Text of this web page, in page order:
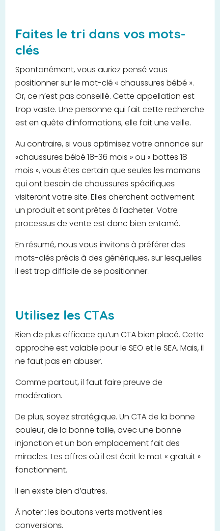
Faites le tri dans vos mots-
clés
Spontanément, vous auriez pensé vous
positionner sur le mot-clé « chaussures bébé ».
Or, ce n’est pas conseillé. Cette appellation est
trop vaste. Une personne qui fait cette recherche
est en quête d’informations, elle fait une veille.
Au contraire, si vous optimisez votre annonce sur
«chaussures bébé 18-36 mois » ou « bottes 18
mois », vous êtes certain que seules les mamans
qui ont besoin de chaussures spécifiques
visiteront votre site. Elles cherchent activement
un produit et sont prêtes à l’acheter. Votre
processus de vente est donc bien entamé.
En résumé, nous vous invitons à préférer des
mots-clés précis à des génériques, sur lesquelles
il est trop difficile de se positionner.
Utilisez les CTAs
Rien de plus efficace qu’un CTA bien placé. Cette
approche est valable pour le SEO et le SEA. Mais, il
ne faut pas en abuser.
Comme partout, il faut faire preuve de
modération.
De plus, soyez stratégique. Un CTA de la bonne
couleur, de la bonne taille, avec une bonne
injonction et un bon emplacement fait des
miracles. Les offres où il est écrit le mot « gratuit »
fonctionnent.
Il en existe bien d’autres.
À noter : les boutons verts motivent les
conversions.